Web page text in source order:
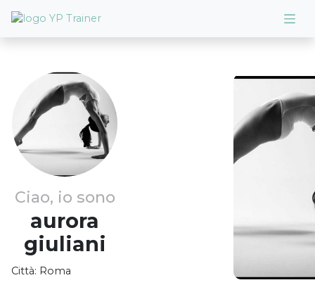
Ciao, io sono
aurora
giuliani
Città: Roma